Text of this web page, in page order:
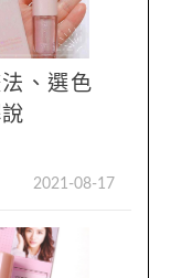
、選色
2021-08-17